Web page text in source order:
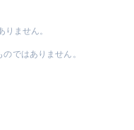
ません。
ではありません。